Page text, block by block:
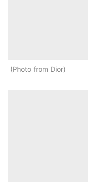
Photo from Dior